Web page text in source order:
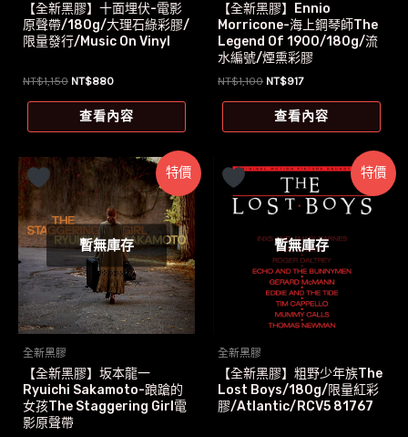
【全新黑膠】十面埋伏-電影
原聲帶/180g/大理石綠彩膠/
限量發行/Music On Vinyl
NT$1,150 原
價
格：
NT$880目
價
格：
查看內容
【全新黑膠】Ennio
Morricone-海上鋼琴師The
Legend Of 1900/180g/流
水編號/煙熏彩膠
NT$1,100 原
價
格：
NT$917目
價
格：
查看內容
特價
暫無庫存
全新黑膠
【全新黑膠】坂本龍一
Ryuichi Sakamoto-踉蹌的
女孩The Staggering Girl電
影原聲帶
特價
暫無庫存
全新黑膠
【全新黑膠】粗野少年族The
Lost Boys/180g/限量紅彩
膠/Atlantic/RCV5 81767